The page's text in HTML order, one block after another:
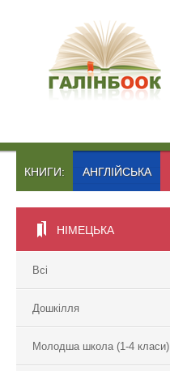
КНИГИ: АНГЛІЙСЬКА
НІМЕЦЬКА
Всі
Дошкілля
Молодша школа (1-4 класи)